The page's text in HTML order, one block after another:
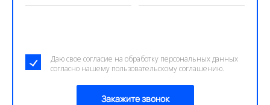
Даю свое согласие на обработку персональных данных
согласно нашему пользовательскому соглашению.
Закажите звонок